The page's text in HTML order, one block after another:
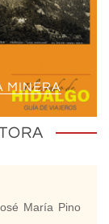
MINERA
María Pino